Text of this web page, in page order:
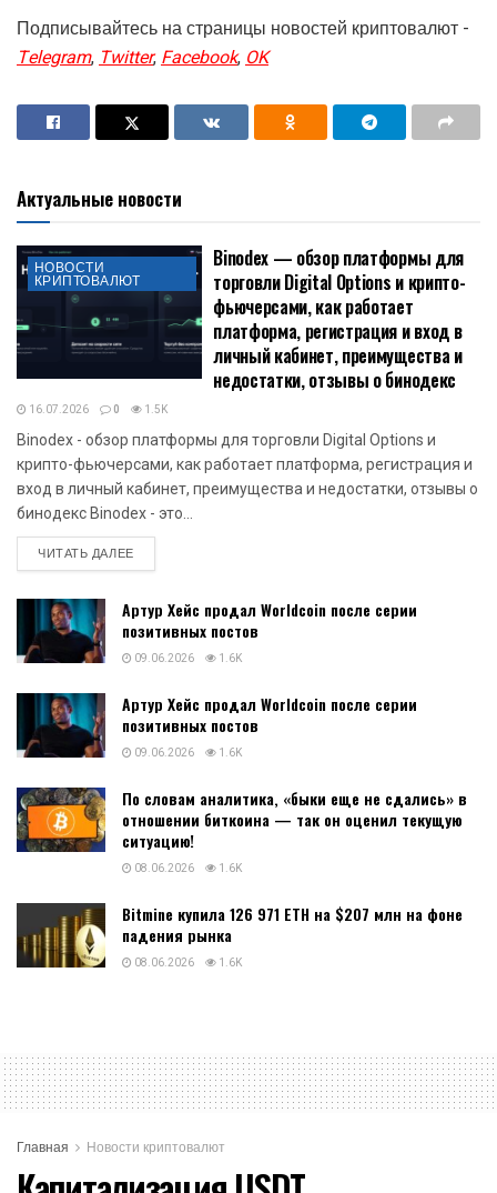
Подписывайтесь на страницы новостей криптовалют -
Telegram,Twitter,Facebook,OK
Актуальные новости
НОВОСТИ
КРИПТОВАЛЮТ
Binodex — обзор платформы для
торговли Digital Options и крипто-
фьючерсами, как работает
платформа, регистрация и вход в
личный кабинет, преимущества и
недостатки, отзывы о бинодекс
16.07.2026 0 1.5K
Binodex - обзор платформы для торговли Digital Options и
крипто-фьючерсами, как работает платформа, регистрация и
вход в личный кабинет, преимущества и недостатки, отзывы о
бинодекс Binodex - это...
ЧИТАТЬ ДАЛЕЕDETAILS
Артур Хейс продал Worldcoin после серии
позитивных постов
09.06.2026 1.6K
Артур Хейс продал Worldcoin после серии
позитивных постов
09.06.2026 1.6K
По словам аналитика, «быки еще не сдались» в
отношении биткоина — так он оценил текущую
ситуацию!
08.06.2026 1.6K
Bitmine купила 126 971 ETH на $207 млн на фоне
падения рынка
08.06.2026 1.6K
Главная Новости криптовалют